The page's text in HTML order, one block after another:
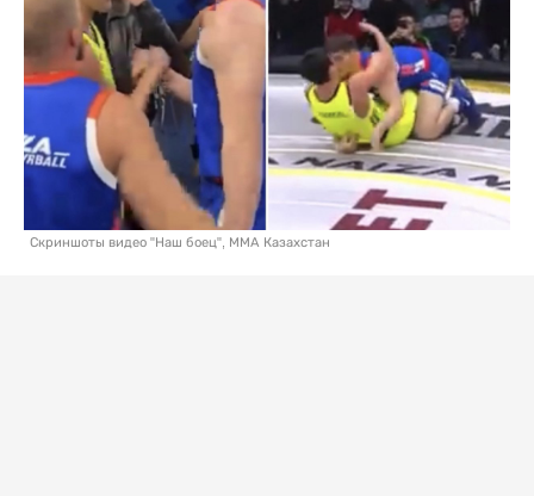
Скриншоты видео "Наш боец", ММА Казахстан